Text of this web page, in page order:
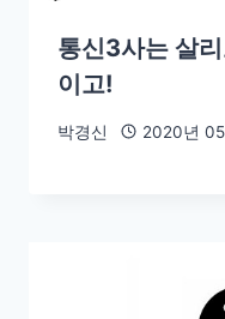
통신3사는 살
이고!
박경신 2020년